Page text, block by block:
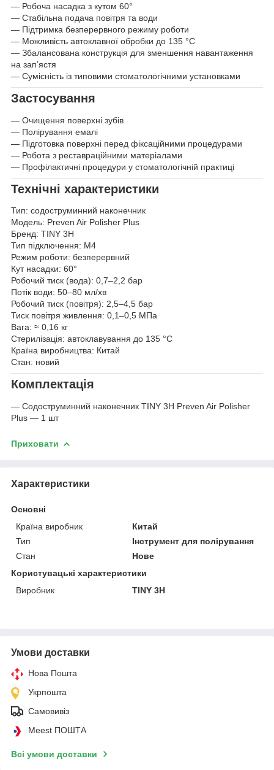
— Робоча насадка з кутом 60°
— Стабільна подача повітря та води
— Підтримка безперервного режиму роботи
— Можливість автоклавної обробки до 135 °C
— Збалансована конструкція для зменшення навантаження
на зап’ястя
— Сумісність із типовими стоматологічними установками
Застосування
— Очищення поверхні зубів
— Полірування емалі
— Підготовка поверхні перед фіксаційними процедурами
— Робота з реставраційними матеріалами
— Профілактичні процедури у стоматологічній практиці
Технічні характеристики
Тип: содоструминний наконечник
Модель: Preven Air Polisher Plus
Бренд: TINY 3H
Тип підключення: M4
Режим роботи: безперервний
Кут насадки: 60°
Робочий тиск (вода): 0,7–2,2 бар
Потік води: 50–80 мл/хв
Робочий тиск (повітря): 2,5–4,5 бар
Тиск повітря живлення: 0,1–0,5 МПа
Вага: ≈ 0,16 кг
Стерилізація: автоклавування до 135 °C
Країна виробництва: Китай
Стан: новий
Комплектація
— Содоструминний наконечник TINY 3H Preven Air Polisher
Plus — 1 шт
Приховати
Характеристики
Основні
Країна виробник
Китай
Тип
Інструмент для полірування
Стан
Нове
Користувацькі характеристики
Виробник
TINY 3H
Умови доставки
Нова Пошта
Укрпошта
Самовивіз
Meest ПОШТА
Всі умови доставки